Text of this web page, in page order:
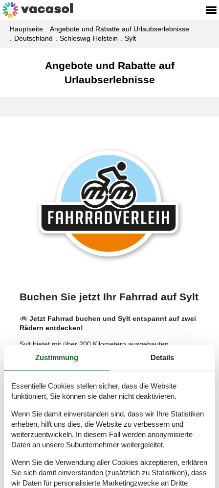
Hauptseite
Angebote und Rabatte auf Urlaubserlebnisse
Deutschland
Schleswig-Holstein Sylt
Angebote und Rabatte auf
Urlaubserlebnisse
Buchen Sie jetzt Ihr Fahrrad auf Sylt
🚲 Jetzt Fahrrad buchen und Sylt entspannt auf zwei
Rädern entdecken!
Sylt bietet mit über 200 Kilometern ausgebauten
Radwegen beste Bedingungen für einen aktiven
Fahrradurlaub. Hier findet sich für jeden Gast die
passende Route. Falls Sie während Ihres Sylt-Urlaubs ein
Fahrradverleih(Werbung) aufzusuchen. Mit einem
Bestand von über 2.000 Fahrrädern ist bestimmt für jeden
Sylter Fahrradverleih ist seit 35 Jahren mit inzwischen 9
Standorten auf der Insel zu finden, so können Sie auch
direkt vom Bahnhof Westerland losradeln.
Buchen Sie jetzt Ihr Fahrrad auf Sylt online!
Zustimmung Details
Essentielle Cookies stellen sicher, dass die Website
funktioniert, Sie können sie daher nicht deaktivieren.
Wenn Sie damit einverstanden sind, dass wir Ihre Statistiken
erheben, hilft uns dies, die Website zu verbessern und
weiterzuentwickeln. In diesem Fall werden anonymisierte
Daten an unsere Subunternehmer weitergeleitet.
Wenn Sie die Verwendung aller Cookies akzeptieren, erklären
Sie sich damit einverstanden (zusätzlich zu Statistiken), dass
wir Daten für personalisierte Marketingzwecke an Dritte